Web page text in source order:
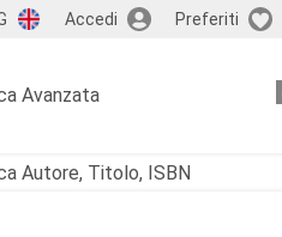
Accedi Preferiti
Avanzata